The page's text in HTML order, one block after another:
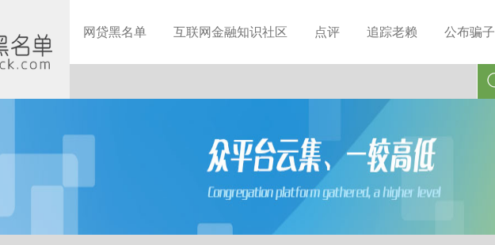
网贷黑名单 互联网金融知识社区 点评 追踪老赖 公布骗子